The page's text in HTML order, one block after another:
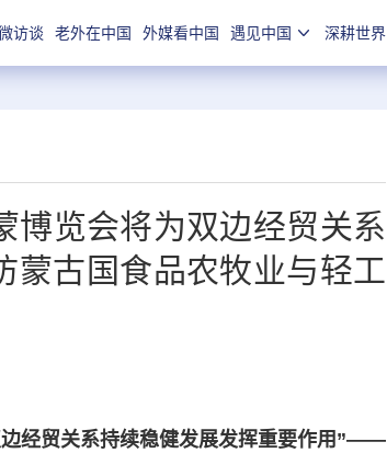
访谈 老外在中国 外媒看中国 遇见中国 深耕世界
博览会将为双边经贸关系
古国食品农牧业与轻工
经贸关系持续稳健发展发挥重要作用”——